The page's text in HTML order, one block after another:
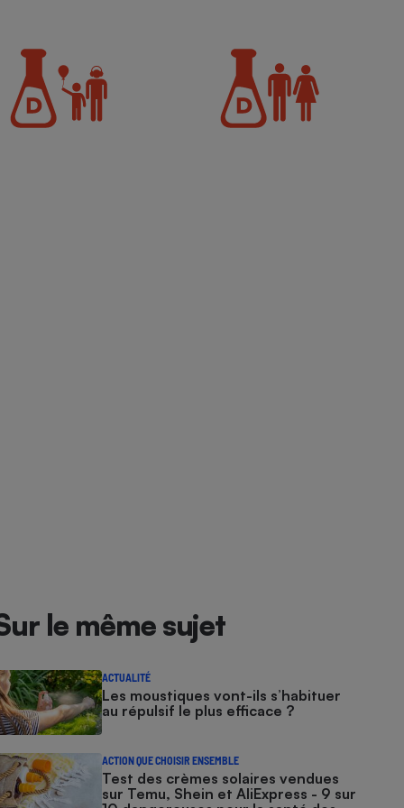
le même sujet
ACTUALITÉ
Les moustiques vont-ils s’habituer
au répulsif le plus efficace ?
ACTION QUE CHOISIR ENSEMBLE
Test des crèmes solaires vendues
sur Temu, Shein et AliExpress - 9 sur